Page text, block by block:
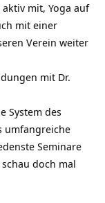
mit, Yoga auf
mit einer
Verein weiter
mit Dr.
System des
umfangreiche
Seminare
doch mal